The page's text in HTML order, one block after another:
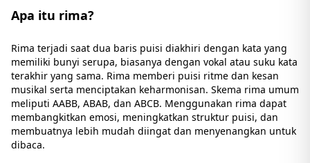
Apa itu rima?
Rima terjadi saat dua baris puisi diakhiri dengan kata yang
memiliki bunyi serupa, biasanya dengan vokal atau suku kata
terakhir yang sama. Rima memberi puisi ritme dan kesan
musikal serta menciptakan keharmonisan. Skema rima umum
meliputi AABB, ABAB, dan ABCB. Menggunakan rima dapat
membangkitkan emosi, meningkatkan struktur puisi, dan
membuatnya lebih mudah diingat dan menyenangkan untuk
dibaca.